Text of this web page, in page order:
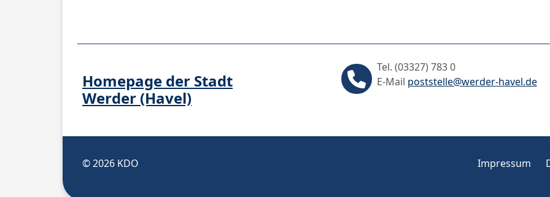
Homepage der Stadt
Werder (Havel)
Tel. (03327) 783 0
E-Mail poststelle@werder-havel.de
© 2026 KDO Impressum